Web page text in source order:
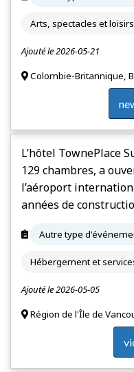
Arts, spectacles et loisirs
Ajouté le 2026-05-21
Colombie-Britannique,
L’hôtel TownePlace
129 chambres, a
l’aéroport
années de
Autre type
Hébergement et
Ajouté le 2026-05-05
Région de l'Île de